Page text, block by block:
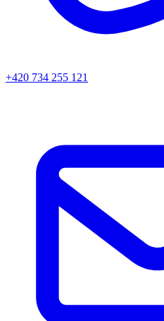
+420 734 255 121